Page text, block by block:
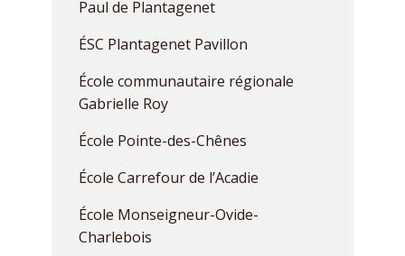
Paul de Plantagenet
ÉSC Plantagenet Pavillon
École communautaire régionale
Gabrielle Roy
École Pointe-des-Chênes
École Carrefour de l’Acadie
École Monseigneur-Ovide-
Charlebois